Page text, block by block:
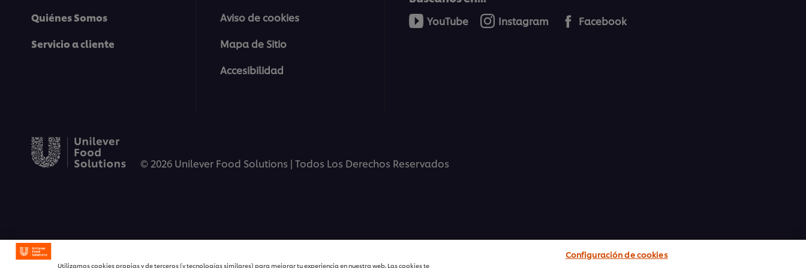
Quiénes Somos
Servicio a cliente
Aviso de cookies
Mapa de Sitio
Accesibilidad
YouTube Instagram Facebook
© 2026 Unilever Food Solutions | Todos Los Derechos Reservados
Utilizamos cookies propias y de terceros (y tecnologías similares) para mejorar tu experiencia en nuestra web. Las cookies te
Configuración de cookies